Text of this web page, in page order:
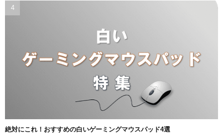
絶対にこれ！おすすめの白いゲーミングマウスパッド4選